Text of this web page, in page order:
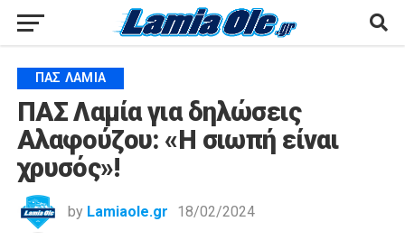
ΠΑΣ ΛΑΜΊΑ
ΠΑΣ Λαμία για δηλώσεις
Αλαφούζου: «Η σιωπή είναι
χρυσός»!
by Lamiaole.gr 18/02/2024